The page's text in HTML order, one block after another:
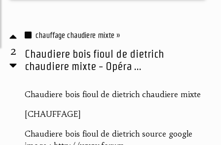
2
chauffage chaudiere mixte »
Chaudiere bois fioul de dietrich
chaudiere mixte - Opéra ...
Chaudiere bois fioul de dietrich chaudiere mixte
[CHAUFFAGE]
Chaudiere bois fioul de dietrich source google